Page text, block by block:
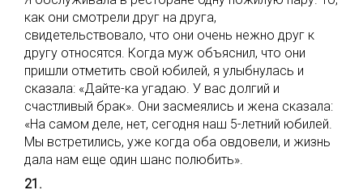
как они смотрели друг на друга,
свидетельствовало, что они очень нежно друг к
другу относятся. Когда муж объяснил, что они
пришли отметить свой юбилей, я улыбнулась и
сказала: «Дайте-ка угадаю. У вас долгий и
счастливый брак». Они засмеялись и жена сказала:
«На самом деле, нет, сегодня наш 5-летний юбилей.
Мы встретились, уже когда оба овдовели, и жизнь
дала нам еще один шанс полюбить».
21.